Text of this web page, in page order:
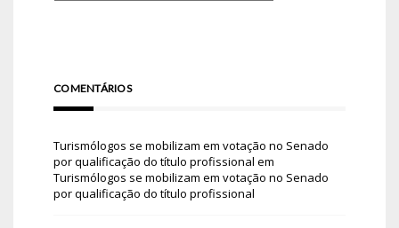
COMENTÁRIOS
Turismólogos se mobilizam em votação no Senado
por qualificação do título profissional em
Turismólogos se mobilizam em votação no Senado
por qualificação do título profissional